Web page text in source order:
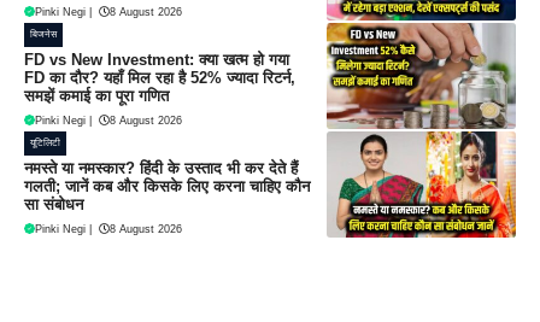
Pinki Negi 8 August 2026
बिजनेस
FD vs New Investment: क्या खत्म हो गया
FD का दौर? यहाँ मिल रहा है 52% ज्यादा रिटर्न,
समझें कमाई का पूरा गणित
Pinki Negi 8 August 2026
यूटिलिटी
नमस्ते या नमस्कार? हिंदी के उस्ताद भी कर देते हैं
गलती; जानें कब और किसके लिए करना चाहिए कौन
सा संबोधन
Pinki Negi 8 August 2026